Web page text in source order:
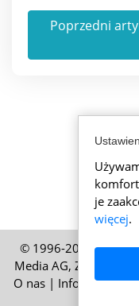
Poprzedni
© 1996-2026
Media AG, Zurych,
O nas | Informacje
je
więcej.